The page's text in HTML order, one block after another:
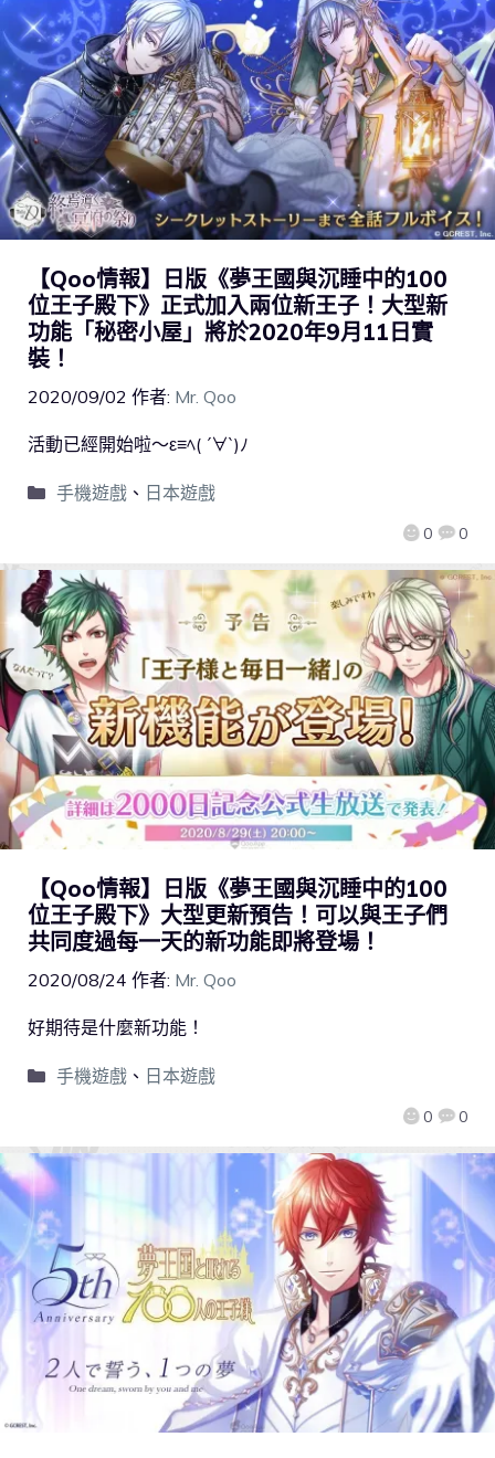
【Qoo情報】日版《夢王國與沉睡中的100
位王子殿下》正式加入兩位新王子！大型新
功能「秘密小屋」將於2020年9月11日實
裝！
2020/09/02 作者: Mr. Qoo
0 0
活動已經開始啦～ε≡ﾍ( ´∀`)ﾉ
手機遊戲、 日本遊戲
【Qoo情報】日版《夢王國與沉睡中的100
位王子殿下》大型更新預告！可以與王子們
共同度過每一天的新功能即將登場！
2020/08/24 作者: Mr. Qoo
0 0
好期待是什麼新功能！
手機遊戲、 日本遊戲